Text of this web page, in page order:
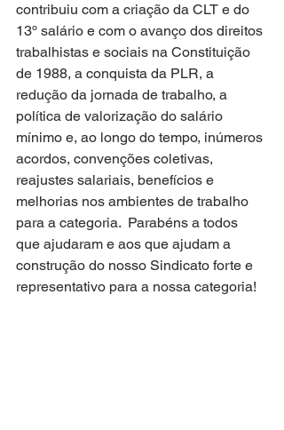
contribuiu com a criação da CLT e do
13º salário e com o avanço dos direitos
trabalhistas e sociais na Constituição
de 1988, a conquista da PLR, a
redução da jornada de trabalho, a
política de valorização do salário
mínimo e, ao longo do tempo, inúmeros
acordos, convenções coletivas,
reajustes salariais, benefícios e
melhorias nos ambientes de trabalho
para a categoria.  Parabéns a todos
que ajudaram e aos que ajudam a
construção do nosso Sindicato forte e
representativo para a nossa categoria!